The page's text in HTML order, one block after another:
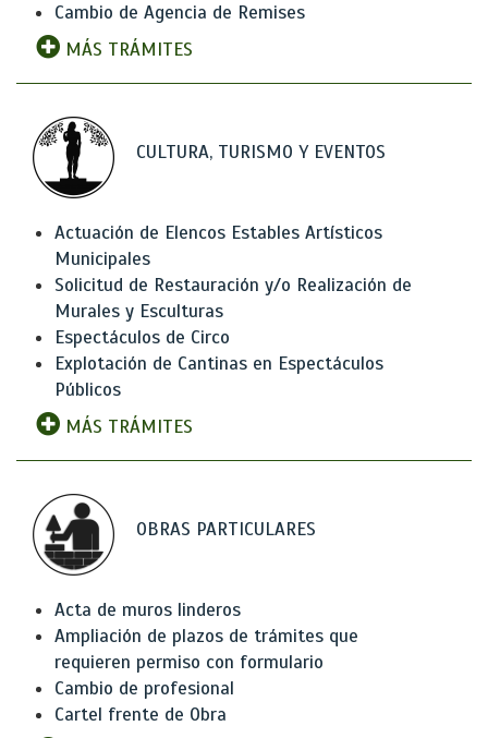
Cambio de Agencia de Remises
MÁS TRÁMITES
CULTURA, TURISMO Y EVENTOS
Actuación de Elencos Estables Artísticos
Municipales
Solicitud de Restauración y/o Realización de
Murales y Esculturas
Espectáculos de Circo
Explotación de Cantinas en Espectáculos
Públicos
MÁS TRÁMITES
OBRAS PARTICULARES
Acta de muros linderos
Ampliación de plazos de trámites que
requieren permiso con formulario
Cambio de profesional
Cartel frente de Obra